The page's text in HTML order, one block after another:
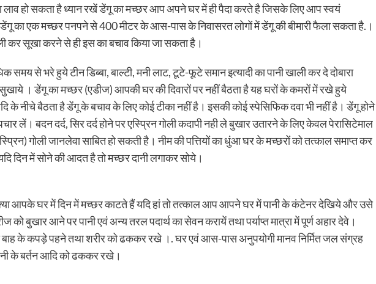
लाव हो सकता है ध्यान रखें डेंगू का मच्छर आप अपने घर में ही पैदा करते है जिसके लिए आप स्वयं
का एक मच्छर पनपने से 400 मीटर के आस-पास के निवासरत लोगों में डेंगू की बीमारी फैला सकता है.।
कर सूखा करने से ही इस का बचाव किया जा सकता है।
समय से भरे हुये टीन डिब्बा, बाल्टी, मनी लाट, टूटे-फूटे समान इत्यादी का पानी खाली कर दे दोबारा
। डेंगू का मच्छर (एडीज) आपकी घर की दिवारों पर नहीं बैठता है यह घरों के कमरों में रखे हुये
के नीचे बैठता है डेंगू के बचाव के लिए कोई टीका नहीं है। इसकी कोई स्पेसिफिक दवा भी नहीं है। डेंगू होने
लें। बदन दर्द, सिर दर्द होने पर एस्प्रिन गोली कदापी नही ले बुखार उतारने के लिए केवल पेरासिटेमाल
गोली जानलेवा साबित हो सकती है। नीम की पत्तियों का धुंआ घर के मच्छरों को तत्काल समाप्त कर
दिन में सोने की आदत है तो मच्छर दानी लगाकर सोये।
क्या आपके घर में दिन में मच्छर काटते हैं यदि हां तो तत्काल आप आपने घर में पानी के कंटेनर देखिये और उसे
को बुखार आने पर पानी एवं अन्य तरल पदार्थ का सेवन करायें तथा पर्याप्त मात्रा में पूर्ण अहार देवे।
के कपड़े पहने तथा शरीर को ढककर रखे ।. घर एवं आस-पास अनुपयोगी मानव निर्मित जल संग्रह
के बर्तन आदि को ढककर रखे।